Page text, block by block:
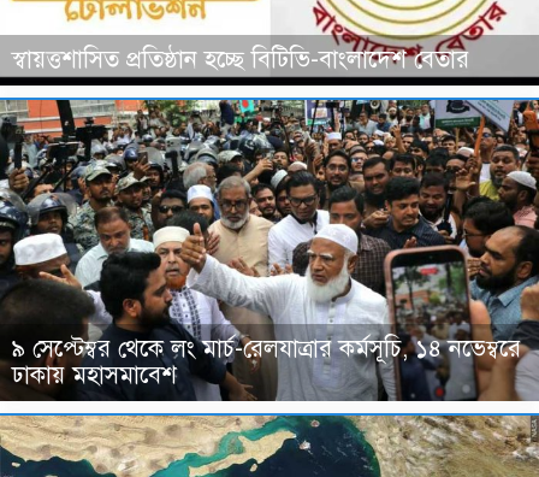
স্বায়ত্তশাসিত প্রতিষ্ঠান হচ্ছে বিটিভি-বাংলাদেশ বেতার
৯ সেপ্টেম্বর থেকে লং মার্চ-রেলযাত্রার কর্মসূচি, ১৪ নভেম্বরে
ঢাকায় মহাসমাবেশ